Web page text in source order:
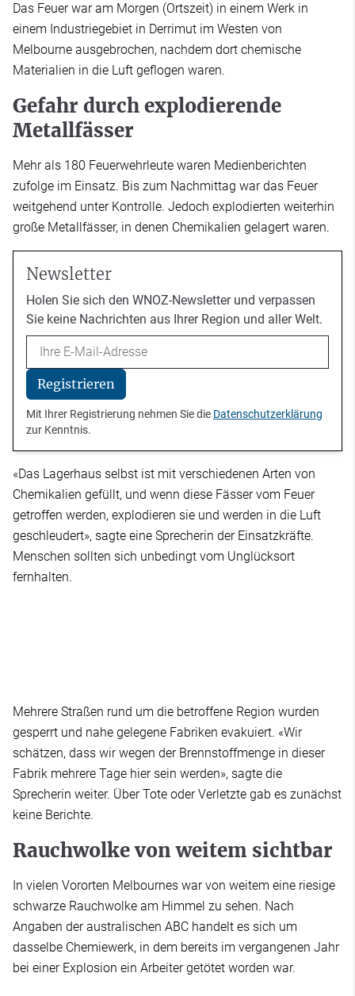
Das Feuer war am Morgen (Ortszeit) in einem Werk in
einem Industriegebiet in Derrimut im Westen von
Melbourne ausgebrochen, nachdem dort chemische
Materialien in die Luft geflogen waren.
Gefahr durch explodierende
Metallfässer
Mehr als 180 Feuerwehrleute waren Medienberichten
zufolge im Einsatz. Bis zum Nachmittag war das Feuer
weitgehend unter Kontrolle. Jedoch explodierten weiterhin
große Metallfässer, in denen Chemikalien gelagert waren.
Newsletter
Holen Sie sich den WNOZ-Newsletter und verpassen
Sie keine Nachrichten aus Ihrer Region und aller Welt.
Email
Registrieren
Mit Ihrer Registrierung nehmen Sie die Datenschutzerklärung
zur Kenntnis.
«Das Lagerhaus selbst ist mit verschiedenen Arten von
Chemikalien gefüllt, und wenn diese Fässer vom Feuer
getroffen werden, explodieren sie und werden in die Luft
geschleudert», sagte eine Sprecherin der Einsatzkräfte.
Menschen sollten sich unbedingt vom Unglücksort
fernhalten.
Mehrere Straßen rund um die betroffene Region wurden
gesperrt und nahe gelegene Fabriken evakuiert. «Wir
schätzen, dass wir wegen der Brennstoffmenge in dieser
Fabrik mehrere Tage hier sein werden», sagte die
Sprecherin weiter. Über Tote oder Verletzte gab es zunächst
keine Berichte.
Rauchwolke von weitem sichtbar
In vielen Vororten Melbournes war von weitem eine riesige
schwarze Rauchwolke am Himmel zu sehen. Nach
Angaben der australischen ABC handelt es sich um
dasselbe Chemiewerk, in dem bereits im vergangenen Jahr
bei einer Explosion ein Arbeiter getötet worden war.